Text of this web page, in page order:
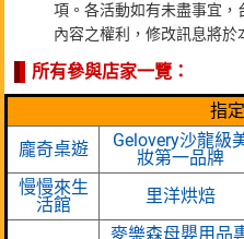
項。各活動如有未盡事宜
內容之權利，修改訊息將於
所有參與店家一覽：
指
龐奇桌遊
Gelovery沙龍級
妝第一品牌
慢慢來生
活館
里洋烘焙
麥樂森母嬰用品